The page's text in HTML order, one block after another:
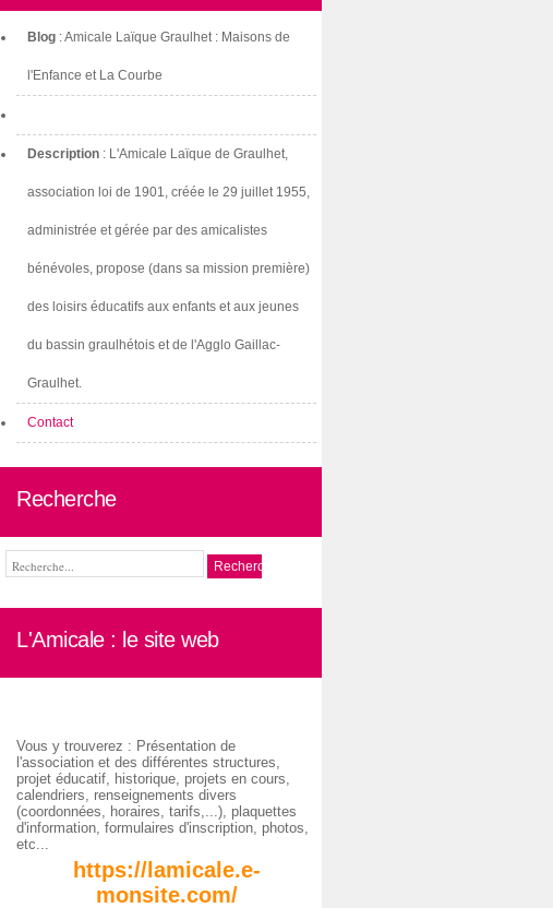
Blog : Amicale Laïque Graulhet : Maisons de
l'Enfance et La Courbe
Description : L'Amicale Laïque de Graulhet,
association loi de 1901, créée le 29 juillet 1955,
administrée et gérée par des amicalistes
bénévoles, propose (dans sa mission première)
des loisirs éducatifs aux enfants et aux jeunes
du bassin graulhétois et de l'Agglo Gaillac-
Graulhet.
Contact
Recherche
L'Amicale : le site web
Vous y trouverez : Présentation de
l'association et des différentes structures,
projet éducatif, historique, projets en cours,
calendriers, renseignements divers
(coordonnées, horaires, tarifs,...), plaquettes
d'information, formulaires d'inscription, photos,
etc...
https://lamicale.e-
monsite.com/